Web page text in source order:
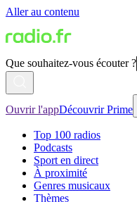
Aller au contenu
Que souhaitez-vous écouter ?
Ouvrir l'appDécouvrir Prime
Top 100 radios
Podcasts
Sport en direct
À proximité
Genres musicaux
Thèmes